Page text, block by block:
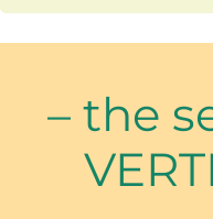
– the